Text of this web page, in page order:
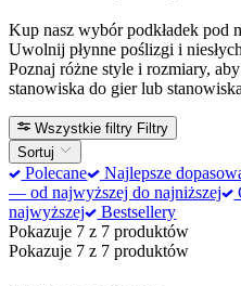
Kup nasz wybór podkładek pod
Uwolnij płynne poślizgi i
Poznaj różne style i rozmiary,
stanowiska do gier lub
Wszystkie filtry Filtry
Sortuj
Polecane Najlepsze
— od najwyższej do najniższej
najwyższej
Bestsellery
Pokazuje 7 z 7 produktów
Pokazuje 7 z 7 produktów